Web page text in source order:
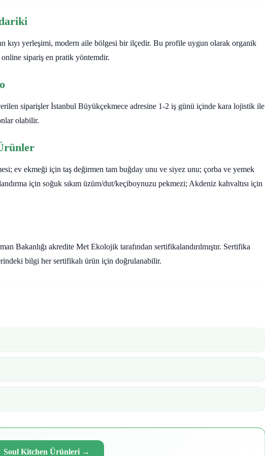
kıyı yerleşimi, modern aile bölgesi bir ilçedir. Bu profile uygun olarak organik
online sipariş en pratik yöntemdir.
siparişler İstanbul Büyükçekmece adresine 1-2 iş günü içinde kara lojistik ile
olabilir.
ev ekmeği için taş değirmen tam buğday unu ve siyez unu; çorba ve yemek
için soğuk sıkım üzüm/dut/keçiboynuzu pekmezi; Akdeniz kahvaltısı için
Bakanlığı akredite Met Ekolojik tarafından sertifikalandırılmıştır. Sertifika
bilgi her sertifikalı ürün için doğrulanabilir.
Soul Kitchen Ürünleri →